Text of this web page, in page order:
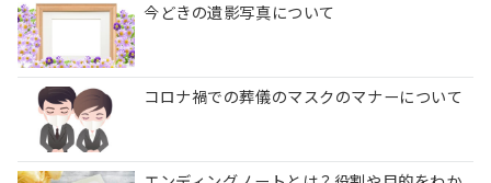
今どきの遺影写真について
コロナ禍での葬儀のマスクのマナーについて